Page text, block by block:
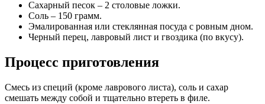
Сахарный песок – 2 столовые ложки.
Соль – 150 грамм.
Эмалированная или стеклянная посуда с ровным дном.
Черный перец, лавровый лист и гвоздика (по вкусу).
Процесс приготовления
Смесь из специй (кроме лаврового листа), соль и сахар
смешать между собой и тщательно втереть в филе.